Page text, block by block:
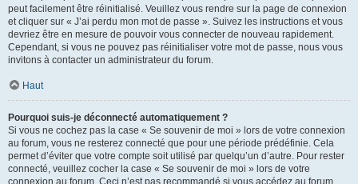
peut facilement être réinitialisé. Veuillez vous rendre sur la page de connexion
et cliquer sur « J’ai perdu mon mot de passe ». Suivez les instructions et vous
devriez être en mesure de pouvoir vous connecter de nouveau rapidement.
Cependant, si vous ne pouvez pas réinitialiser votre mot de passe, nous vous
invitons à contacter un administrateur du forum.
Haut
Pourquoi suis-je déconnecté automatiquement ?
Si vous ne cochez pas la case « Se souvenir de moi » lors de votre connexion
au forum, vous ne resterez connecté que pour une période prédéfinie. Cela
permet d’éviter que votre compte soit utilisé par quelqu’un d’autre. Pour rester
connecté, veuillez cocher la case « Se souvenir de moi » lors de votre
connexion au forum. Ceci n’est pas recommandé si vous accédez au forum